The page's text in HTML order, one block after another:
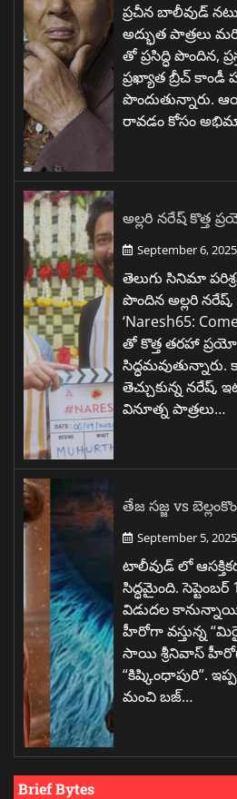
ప్రచీన బాలీవుడ్
అద్భుత పాత్రలు
తో ప్రసిద్ధి పొందిన,
ప్రఖ్యాత బ్రీచ్
పొందుతున్నారు.
రావడం కోసం
అల్లరి నరేష్ కొత్త
September 6, 2025
తెలుగు సినిమా
పొందిన అల్లరి
‘Naresh65:
తో కొత్త తరహా
తెచ్చుకున్న నరేష్,
వినూత్న పాత్రలు…
తేజ సజ్జ vs
September 5, 2025
టాలీవుడ్ లో
సిద్ధమైంది.
విడుదల
హీరోగా వస్తున్న
సాయి శ్రీనివాస్
“కిష్కింధాపురి”.
మంచి బజ్…
Brief Bytes